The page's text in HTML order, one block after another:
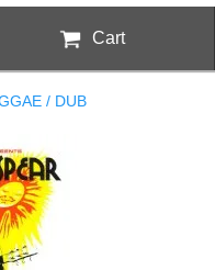
Cart
/ DUB